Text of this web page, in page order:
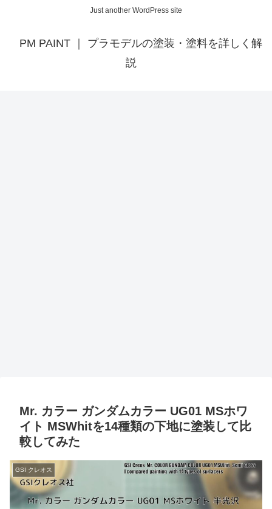
Just another WordPress site
PM PAINT ｜ プラモデルの塗装・塗料を詳しく解
説
Mr. カラー ガンダムカラー UG01 MSホワ
イト MSWhitを14種類の下地に塗装して比
較してみた
GSI クレオス